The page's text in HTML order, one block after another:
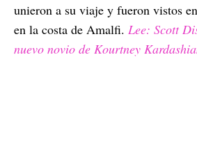
unieron a su viaje y fueron vistos
en la costa de Amalfi. Lee: Scott
nuevo novio de Kourtney